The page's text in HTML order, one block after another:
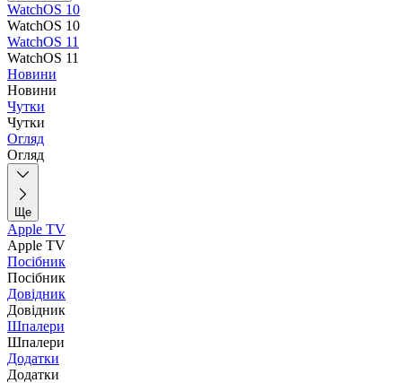
WatchOS 10
WatchOS 10
WatchOS 11
WatchOS 11
Новини
Новини
Чутки
Чутки
Огляд
Огляд
Ще
Apple TV
Apple TV
Посібник
Посібник
Довідник
Довідник
Шпалери
Шпалери
Додатки
Додатки